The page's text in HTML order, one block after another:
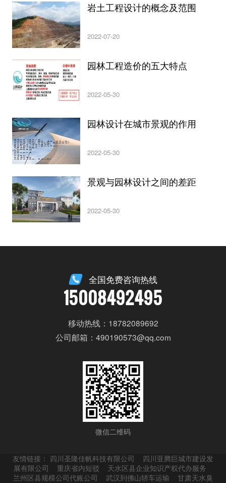
岩土工程设计的概念及范围
2022-07-20
园林工程造价的五大特点
2022-05-30
园林设计在城市景观的作用
2022-05-30
景观与园林设计之间的差距
2022-05-30
全国免费咨询热线
15008492495
移动热线：18782089692
公司邮箱：490190573@qq.com
微信二维码
友情链接： 四川圣隆佳帆科技有限公司
四川亚腾巨城市建设发
展有限公司
重庆省内短驳
天水区县企业知识产权代办服务
兰州区县规模公司代账公司
武汉到佛山轿车运输
甘肃天水臭